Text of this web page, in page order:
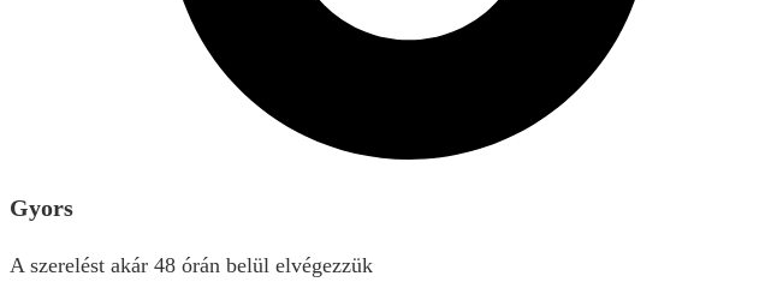
Gyors
A szerelést akár 48 órán belül elvégezzük